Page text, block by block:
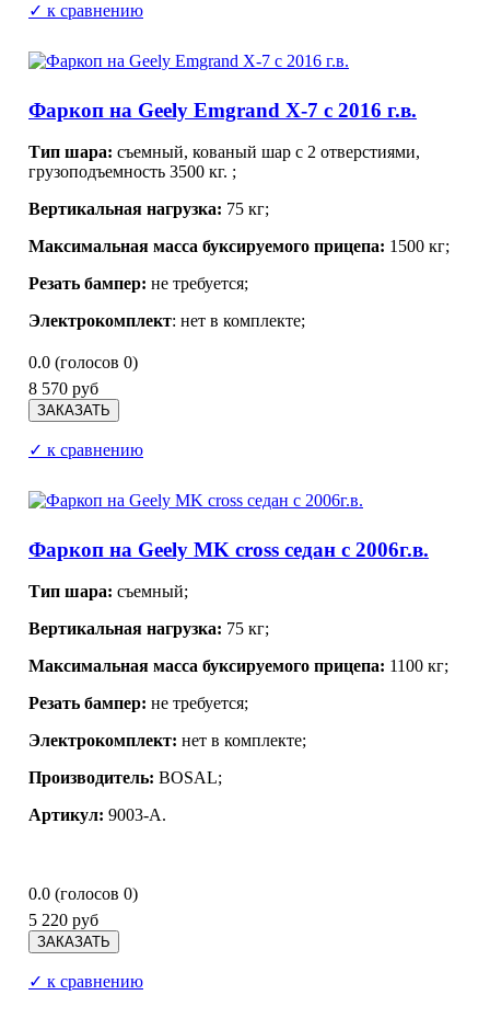
✓ к сравнению
Фаркоп на Geely Emgrand X-7 с 2016 г.в.
Тип шара: съемный, кованый шар с 2 отверстиями,
грузоподъемность 3500 кг. ;
Вертикальная нагрузка: 75 кг;
Максимальная масса буксируемого прицепа: 1500 кг;
Резать бампер: не требуется;
Электрокомплект: нет в комплекте;
0.0 (голосов 0)
8 570 руб
✓ к сравнению
Фаркоп на Geely MK cross седан с 2006г.в.
Тип шара: съемный;
Вертикальная нагрузка: 75 кг;
Максимальная масса буксируемого прицепа: 1100 кг;
Резать бампер: не требуется;
Электрокомплект: нет в комплекте;
Производитель: BOSAL;
Артикул: 9003-A.
0.0 (голосов 0)
5 220 руб
✓ к сравнению